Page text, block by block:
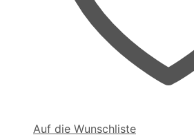
Auf die Wunschliste